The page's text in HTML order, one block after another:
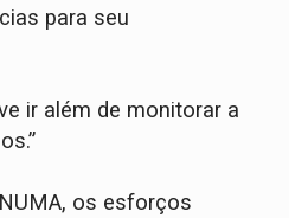
para seu
ir além de monitorar a
os esforços